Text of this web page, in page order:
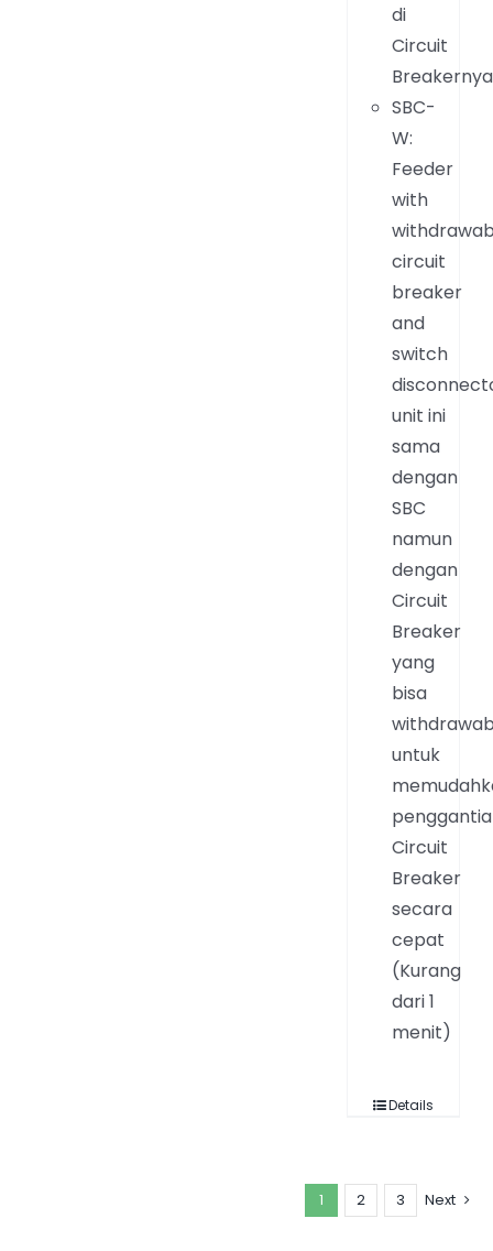
di
Circuit
Breakernya
SBC-
W:
Feeder
with
circuit
breaker
and
switch
unit ini
sama
dengan
SBC
namun
dengan
Circuit
Breaker
yang
bisa
untuk
Circuit
Breaker
secara
cepat
(Kurang
dari 1
menit)
Details
1 2 3 Next